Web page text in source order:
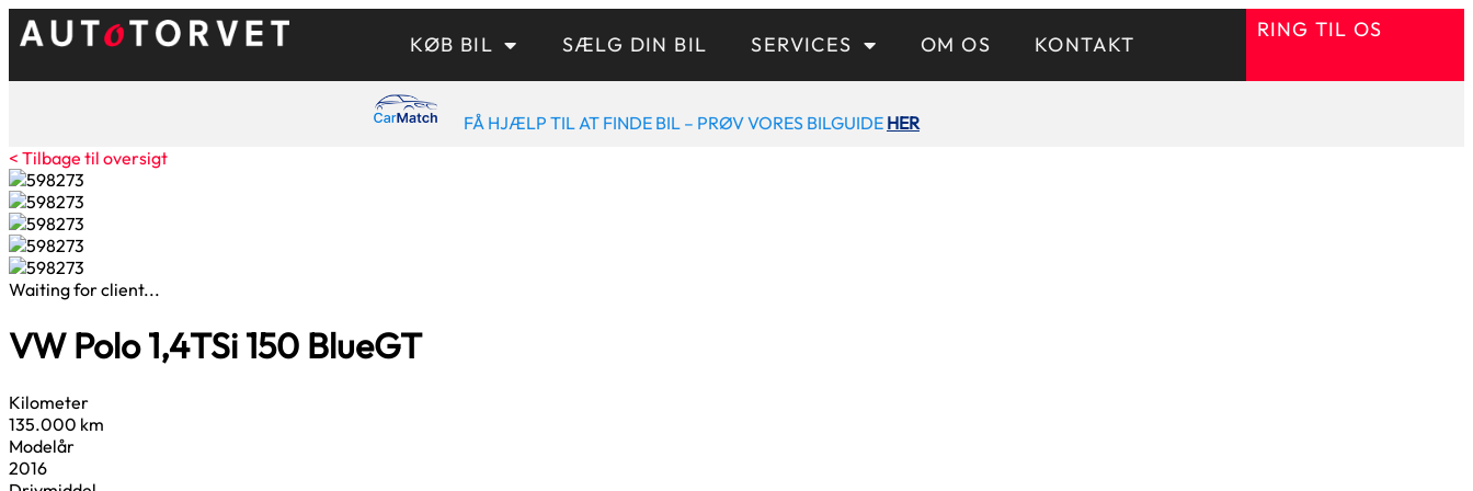
KØB BIL SÆLG DIN BIL SERVICES OM OS KONTAKT
RING TIL OS
FÅ HJÆLP TIL AT FINDE BIL – PRØV VORES BILGUIDE HER
< Tilbage til oversigt
Waiting for client...
VW Polo1,4TSi 150 BlueGT
Kilometer
135.000 km
Modelår
2016